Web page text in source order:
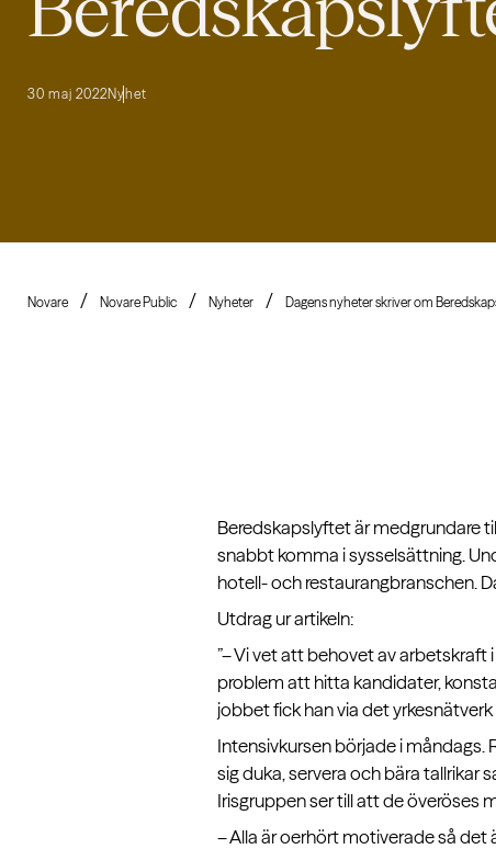
30 maj 2022Nyhet
Novare Novare Public Nyheter Dagens nyheter skriver om
Beredskapslyftet är medgrundare
snabbt komma i sysselsättning.
hotell- och restaurangbranschen.
Utdrag ur artikeln:
”– Vi vet att behovet av
problem att hitta kandidater,
jobbet fick han via det yrkesnätverk
Intensivkursen började i måndags.
sig duka, servera och bära tallrikar
Irisgruppen ser till att de överöses
– Alla är oerhört motiverade så det